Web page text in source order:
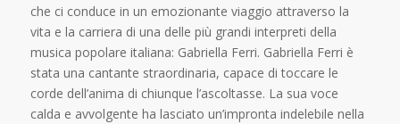
che ci conduce in un emozionante viaggio attraverso la
vita e la carriera di una delle più grandi interpreti della
musica popolare italiana: Gabriella Ferri. Gabriella Ferri è
stata una cantante straordinaria, capace di toccare le
corde dell’anima di chiunque l’ascoltasse. La sua voce
calda e avvolgente ha lasciato un’impronta indelebile nella